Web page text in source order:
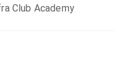
Club Academy